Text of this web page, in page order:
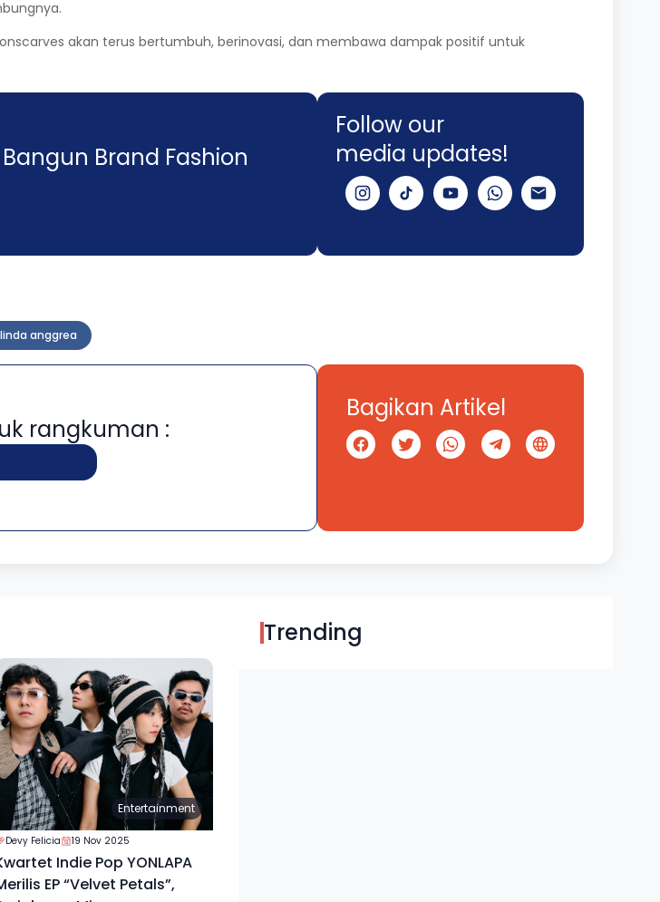
akan terus bertumbuh, berinovasi, dan membawa dampak positif untuk
Brand Fashion
Follow our
media updates!
linda anggrea
rangkuman :
Bagikan Artikel
Entertainment
Devy Felicia 19 Nov 2025
Indie Pop YONLAPA
EP “Velvet Petals”,
Trending